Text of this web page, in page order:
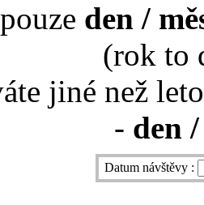
den /
(rok to
jiné než
- den
Datum návštěvy :